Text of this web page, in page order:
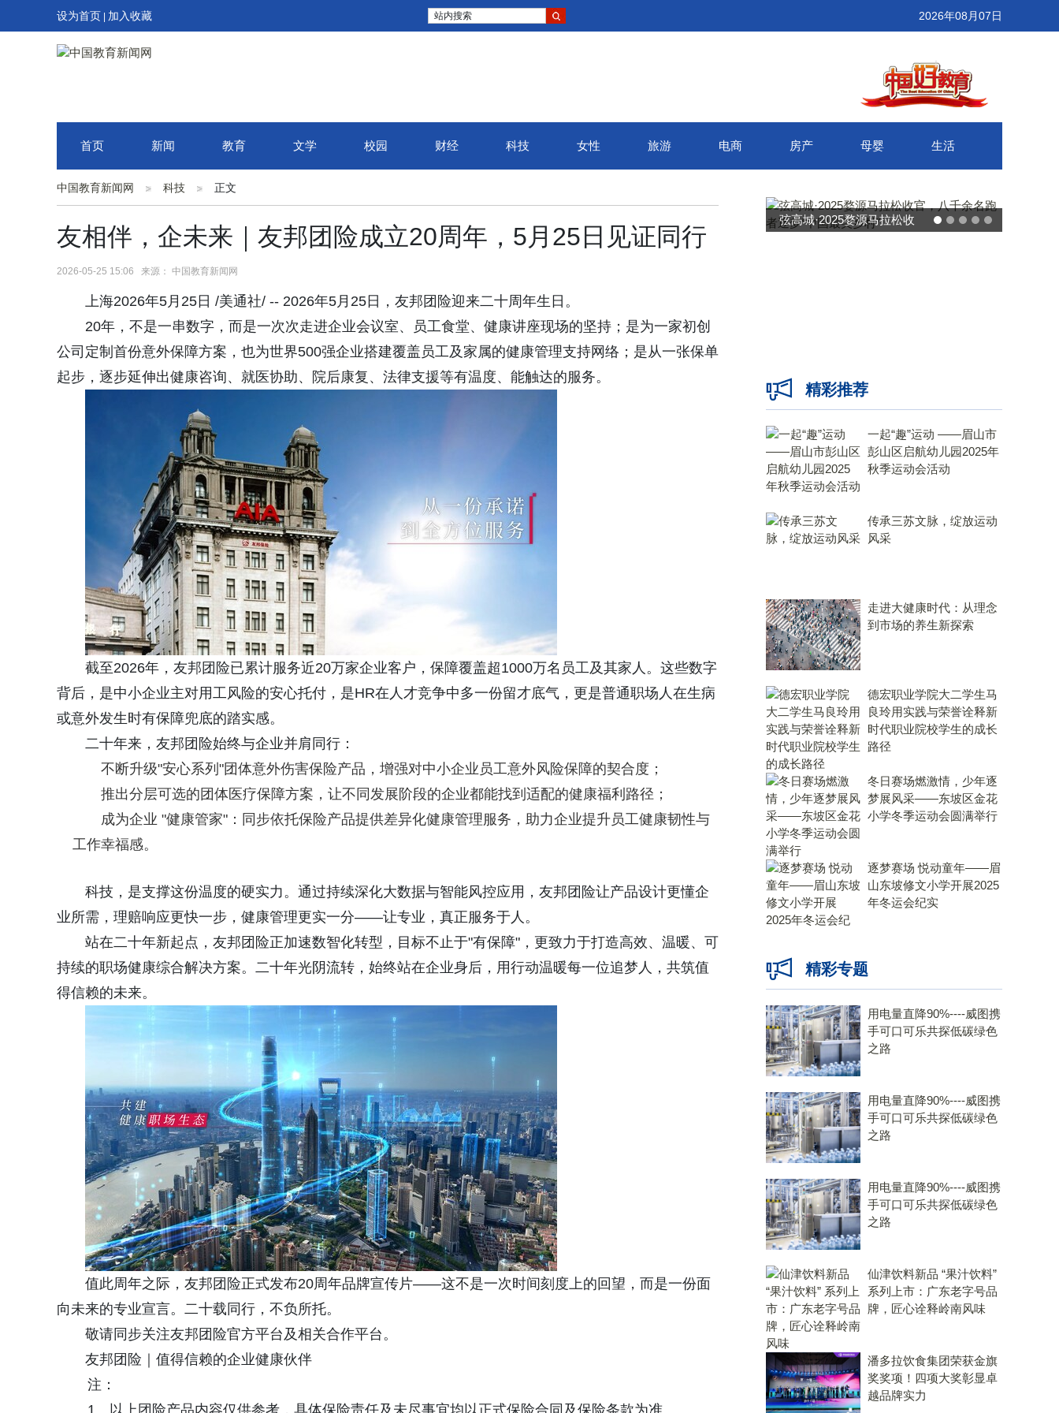
设为首页 加入收藏 站内搜索 2026年08月07日
首页 新闻 教育 文学 校园 财经 科技 女性 旅游 电商 房产 母婴 生活
中国教育新闻网 科技 正文
友相伴，企未来｜友邦团险成立20周年，5月25日见证同行
2026-05-25 15:06 来源： 中国教育新闻网
上海2026年5月25日 /美通社/ -- 2026年5月25日，友邦团险迎来二十周年生日。
20年，不是一串数字，而是一次次走进企业会议室、员工食堂、健康讲座现场的坚持；是为一家初创
公司定制首份意外保障方案，也为世界500强企业搭建覆盖员工及家属的健康管理支持网络；是从一张保单
起步，逐步延伸出健康咨询、就医协助、院后康复、法律支援等有温度、能触达的服务。
截至2026年，友邦团险已累计服务近20万家企业客户，保障覆盖超1000万名员工及其家人。这些数字
背后，是中小企业主对用工风险的安心托付，是HR在人才竞争中多一份留才底气，更是普通职场人在生病
或意外发生时有保障兜底的踏实感。
二十年来，友邦团险始终与企业并肩同行：
不断升级"安心系列"团体意外伤害保险产品，增强对中小企业员工意外风险保障的契合度；
推出分层可选的团体医疗保障方案，让不同发展阶段的企业都能找到适配的健康福利路径；
成为企业 "健康管家"：同步依托保险产品提供差异化健康管理服务，助力企业提升员工健康韧性与
工作幸福感。
科技，是支撑这份温度的硬实力。通过持续深化大数据与智能风控应用，友邦团险让产品设计更懂企
业所需，理赔响应更快一步，健康管理更实一分——让专业，真正服务于人。
站在二十年新起点，友邦团险正加速数智化转型，目标不止于"有保障"，更致力于打造高效、温暖、可
持续的职场健康综合解决方案。二十年光阴流转，始终站在企业身后，用行动温暖每一位追梦人，共筑值
得信赖的未来。
值此周年之际，友邦团险正式发布20周年品牌宣传片——这不是一次时间刻度上的回望，而是一份面
向未来的专业宣言。二十载同行，不负所托。
敬请同步关注友邦团险官方平台及相关合作平台。
友邦团险｜值得信赖的企业健康伙伴
注：
1、以上团险产品内容仅供参考，具体保险责任及未尽事宜均以正式保险合同及保险条款为准。
弦高城·2025婺源马拉松收
精彩推荐
一起“趣”运动 ——眉山市
彭山区启航幼儿园2025年
秋季运动会活动
传承三苏文脉，绽放运动
风采
走进大健康时代：从理念
到市场的养生新探索
德宏职业学院大二学生马
良玲用实践与荣誉诠释新
时代职业院校学生的成长
路径
冬日赛场燃激情，少年逐
梦展风采——东坡区金花
小学冬季运动会圆满举行
逐梦赛场 悦动童年——眉
山东坡修文小学开展2025
年冬运会纪实
精彩专题
用电量直降90%----威图携
手可口可乐共探低碳绿色
之路
用电量直降90%----威图携
手可口可乐共探低碳绿色
之路
用电量直降90%----威图携
手可口可乐共探低碳绿色
之路
仙津饮料新品 “果汁饮料”
系列上市：广东老字号品
牌，匠心诠释岭南风味
潘多拉饮食集团荣获金旗
奖奖项！四项大奖彰显卓
越品牌实力